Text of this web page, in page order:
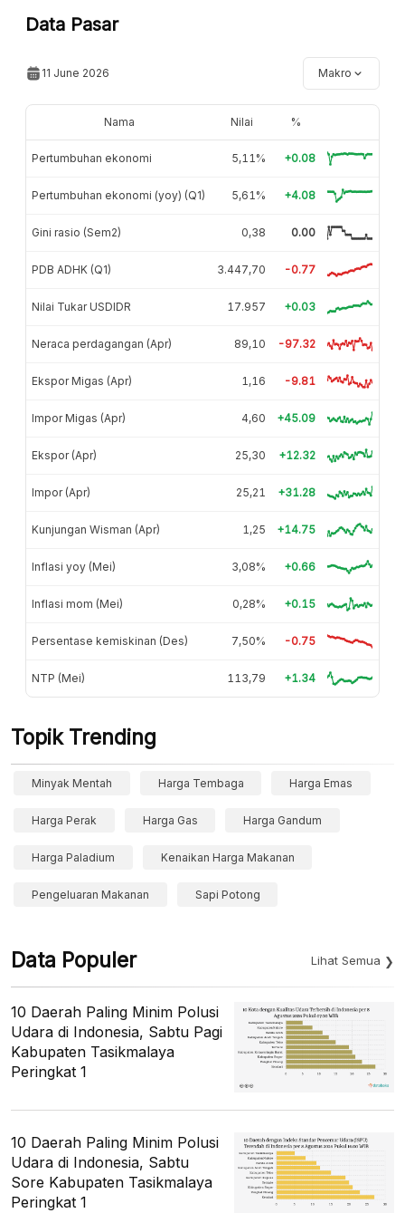
Data Pasar
11 June 2026 Makro
Nama Nilai %
Pertumbuhan ekonomi 5,11% +0.08
Pertumbuhan ekonomi (yoy) (Q1) 5,61% +4.08
Gini rasio (Sem2) 0,38 0.00
PDB ADHK (Q1) 3.447,70 -0.77
Nilai Tukar USDIDR 17.957 +0.03
Neraca perdagangan (Apr) 89,10 -97.32
Ekspor Migas (Apr) 1,16 -9.81
Impor Migas (Apr) 4,60 +45.09
Ekspor (Apr) 25,30 +12.32
Impor (Apr) 25,21 +31.28
Kunjungan Wisman (Apr) 1,25 +14.75
Inflasi yoy (Mei) 3,08% +0.66
Inflasi mom (Mei) 0,28% +0.15
Persentase kemiskinan (Des) 7,50% -0.75
NTP (Mei) 113,79 +1.34
Topik Trending
Minyak Mentah Harga Tembaga Harga Emas
Harga Perak Harga Gas Harga Gandum
Harga Paladium Kenaikan Harga Makanan
Pengeluaran Makanan Sapi Potong
Data Populer Lihat Semua
10 Daerah Paling Minim Polusi
Udara di Indonesia, Sabtu Pagi
Kabupaten Tasikmalaya
Peringkat 1
10 Daerah Paling Minim Polusi
Udara di Indonesia, Sabtu
Sore Kabupaten Tasikmalaya
Peringkat 1